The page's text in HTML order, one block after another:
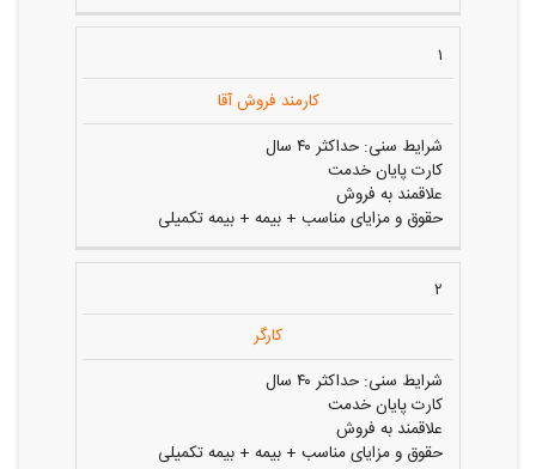
۱
کارمند فروش آقا
شرایط سنی: حداکثر ۴۰ سال
کارت پایان خدمت
علاقمند به فروش
حقوق و مزایای مناسب + بیمه + بیمه تکمیلی
۲
کارگر
شرایط سنی: حداکثر ۴۰ سال
کارت پایان خدمت
علاقمند به فروش
حقوق و مزایای مناسب + بیمه + بیمه تکمیلی